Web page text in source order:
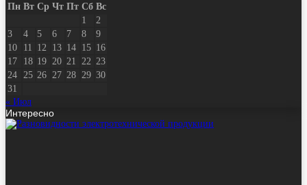
Пн Вт Ср Чт Пт Сб Вс
1
2
3
4 5 6 7 8
9
10
11 12 13 14 15 16
17
18 19 20 21 22 23
24
25 26 27 28 29 30
31
« Июл
Интересно